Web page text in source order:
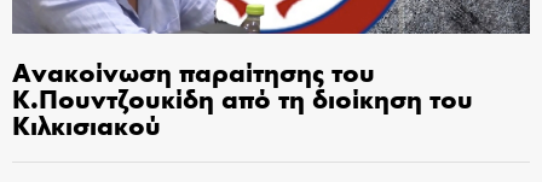
Ανακοίνωση παραίτησης του
Κ.Πουντζουκίδη από τη διοίκηση του
Κιλκισιακού